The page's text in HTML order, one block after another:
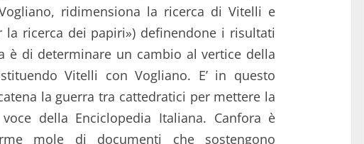
ridimensiona la ricerca di Vitelli e
la ricerca dei papiri») definendone i risultati
è di determinare un cambio al vertice della
Vitelli con Vogliano. E’ in questo
la guerra tra cattedratici per mettere la
della Enciclopedia Italiana. Canfora è
mole di documenti che sostengono